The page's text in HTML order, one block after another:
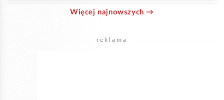
Więcej najnowszych →
reklama